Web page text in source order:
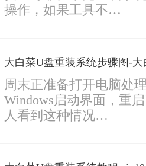
操作，如果工具不…
大白菜U盘重装系统步骤图-
周末正准备打开电脑处
Windows启动界面，重
人看到这种情况…